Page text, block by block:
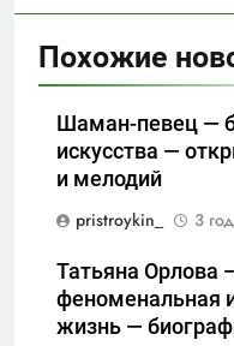
Похожие
Шаман-певец —
искусства —
и мелодий
pristroykin_
3
Татьяна Орлова
феноменальная
жизнь —